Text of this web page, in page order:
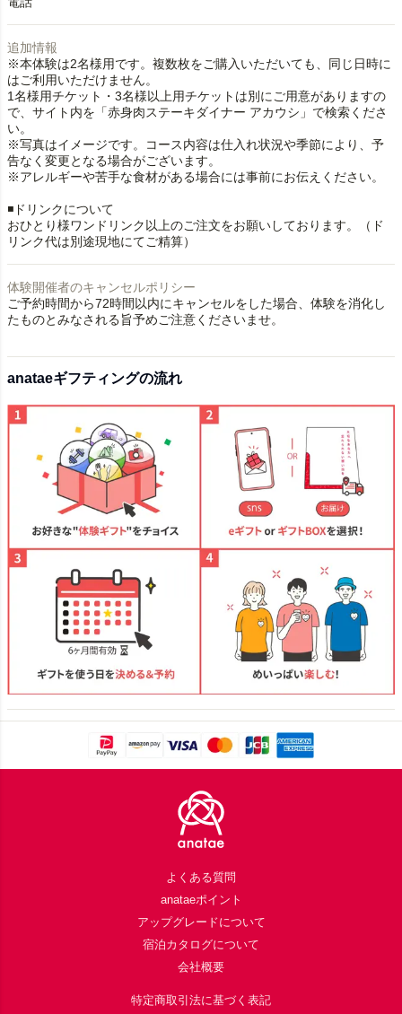
追加情報
※本体験は2名様用です。複数枚をご購入いただいても、同じ日時に
はご利用いただけません。
1名様用チケット・3名様以上用チケットは別にご用意がありますの
で、サイト内を「赤身肉ステーキダイナー アカウシ」で検索くださ
い。
※写真はイメージです。コース内容は仕入れ状況や季節により、予
告なく変更となる場合がございます。
※アレルギーや苦手な食材がある場合には事前にお伝えください。
◾️ドリンクについて
おひとり様ワンドリンク以上のご注文をお願いしております。（ド
リンク代は別途現地にてご精算）
体験開催者のキャンセルポリシー
ご予約時間から72時間以内にキャンセルをした場合、体験を消化し
たものとみなされる旨予めご注意くださいませ。
anataeギフティングの流れ
よくある質問
anataeポイント
アップグレードについて
宿泊カタログについて
会社概要
特定商取引法に基づく表記